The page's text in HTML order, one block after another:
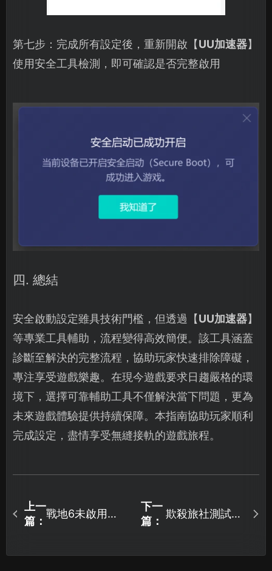
第七步：完成所有設定後，重新開啟【UU加速器】
使用安全工具檢測，即可確認是否完整啟用
四. 總結
安全啟動設定雖具技術門檻，但透過【UU加速器】
等專業工具輔助，流程變得高效簡便。該工具涵蓋
診斷至解決的完整流程，協助玩家快速排除障礙，
專注享受遊戲樂趣。在現今遊戲要求日趨嚴格的環
境下，選擇可靠輔助工具不僅解決當下問題，更為
未來遊戲體驗提供持續保障。本指南協助玩家順利
完成設定，盡情享受無縫接軌的遊戲旅程。
上一
篇：
戰地6未啟用
決指南！
下一
篇：
欺殺旅社測試資